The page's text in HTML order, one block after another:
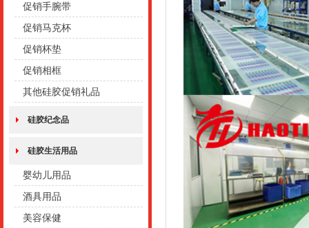
促销手腕带
促销马克杯
促销杯垫
促销相框
其他硅胶促销礼品
硅胶纪念品
硅胶生活用品
婴幼儿用品
酒具用品
美容保健